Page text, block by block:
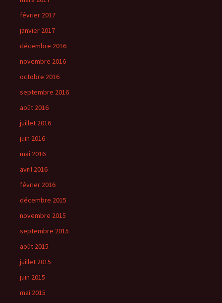
février 2017
janvier 2017
décembre 2016
novembre 2016
octobre 2016
septembre 2016
août 2016
juillet 2016
juin 2016
mai 2016
avril 2016
février 2016
décembre 2015
novembre 2015
septembre 2015
août 2015
juillet 2015
juin 2015
mai 2015